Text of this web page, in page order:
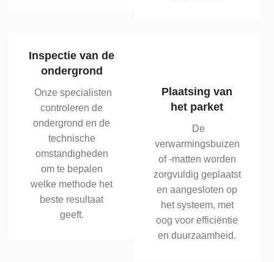
Inspectie van de
ondergrond
Onze specialisten
controleren de
ondergrond en de
technische
omstandigheden
om te bepalen
welke methode het
beste resultaat
geeft.
Plaatsing van
het parket
De
verwarmingsbuizen
of -matten worden
zorgvuldig geplaatst
en aangesloten op
het systeem, met
oog voor efficiëntie
en duurzaamheid.